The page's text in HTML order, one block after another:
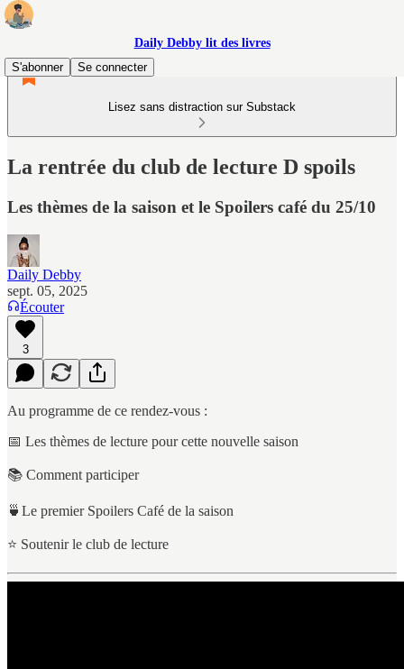
Daily Debby lit des livres
S'abonner
Se connecter
Lisez sans distraction sur Substack
La rentrée du club de lecture D spoils
Les thèmes de la saison et le Spoilers café du 25/10
Daily Debby
sept. 05, 2025
Écouter
3
Au programme de ce rendez-vous :
📅 Les thèmes de lecture pour cette nouvelle saison
📚 Comment participer
🍵Le premier Spoilers Café de la saison
⭐ Soutenir le club de lecture